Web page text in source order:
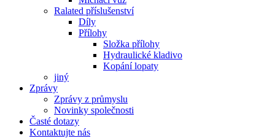
Ralated příslušenství
Díly
Přílohy
Složka přílohy
Hydraulické kladivo
Kopání lopaty
jiný
Zprávy
Zprávy z průmyslu
Novinky společnosti
Časté dotazy
Kontaktujte nás